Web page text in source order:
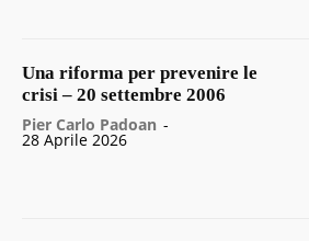
Una riforma per prevenire le
crisi – 20 settembre 2006
Pier Carlo Padoan -
28 Aprile 2026